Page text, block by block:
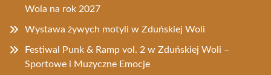
Wola na rok 2027
Wystawa żywych motyli w Zduńskiej Woli
Festiwal Punk & Ramp vol. 2 w Zduńskiej Woli –
Sportowe i Muzyczne Emocje